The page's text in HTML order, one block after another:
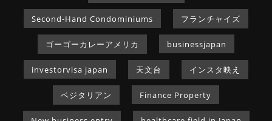
Second-Hand Condominiums フランチャイズ
ゴーゴーカレーアメリカ businessjapan
investorvisa japan 天文台 インスタ映え
ベジタリアン Finance Property